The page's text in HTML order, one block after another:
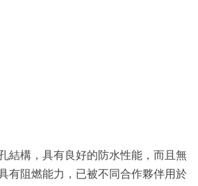
結構，具有良好的防水性能，而且無
有阻燃能力，已被不同合作夥伴用於